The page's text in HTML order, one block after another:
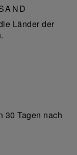
Länder der
30 Tagen nach